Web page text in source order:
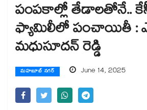
పంపకాల్లో తేడాలతోనే..
ఫ్యామిలీలో పంచాయితీ :
మధుసూదన్ రెడ్డి
మహబూబ్ నగర్ June 14, 2025